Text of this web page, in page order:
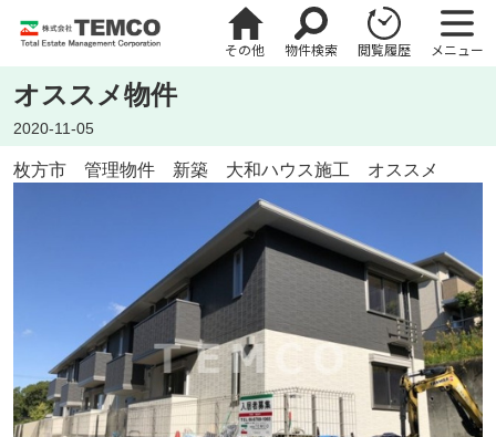
その他 物件検索 閲覧履歴 メニュー
オススメ物件
2020-11-05
枚方市 管理物件 新築 大和ハウス施工 オススメ